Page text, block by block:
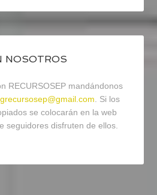
NOSOTROS
RECURSOSEP mandándonos
. Si los
se colocarán en la web
seguidores disfruten de ellos.